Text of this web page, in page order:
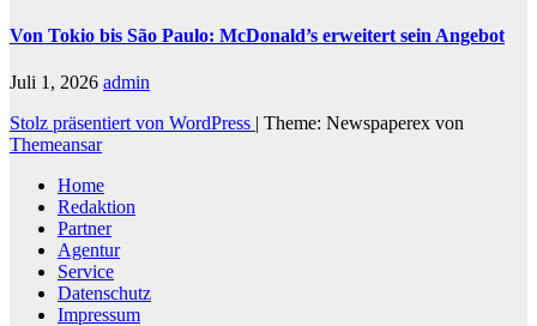
Von Tokio bis São Paulo: McDonald’s erweitert sein Angebot
Juli 1, 2026 admin
Stolz präsentiert von WordPress | Theme: Newspaperex von
Themeansar
Home
Redaktion
Partner
Agentur
Service
Datenschutz
Impressum